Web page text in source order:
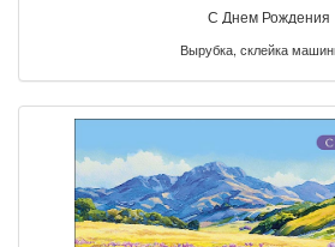
С Днем Рождения
Вырубка, склейка